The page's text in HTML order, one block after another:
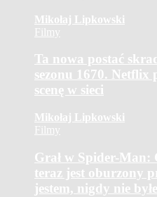
Mikołaj Lipkowski
Filmy
Ta nowa postać
sezonu 1670. Netflix
scenę w sieci
Mikołaj Lipkowski
Filmy
Grał w Spider-Man:
teraz jest oburzony
jestem, nigdy nie